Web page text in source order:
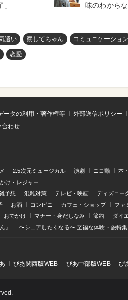
味のわから
遣い 察してちゃん コミュニケーション
恋愛
ータの利用・著作権等 外部送信ポリシー
合わせ
2.5次元ミュージカル 演劇 ニコ動 本
け・レジャー
予想 混雑対策 テレビ・映画 ディズニー
お酒 コンビニ カフェ・ショップ ファ
おでかけ マナー・身だしなみ 節約 ダイ
』 〜シェアしたくなる〜 至福な体験・旅特集
ぴあ関⻄版WEB ぴあ中部版WEB ぴ